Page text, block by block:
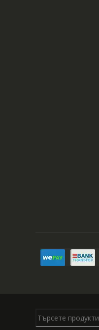
Търсене